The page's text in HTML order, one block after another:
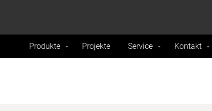
Produkte Projekte Service Kontakt